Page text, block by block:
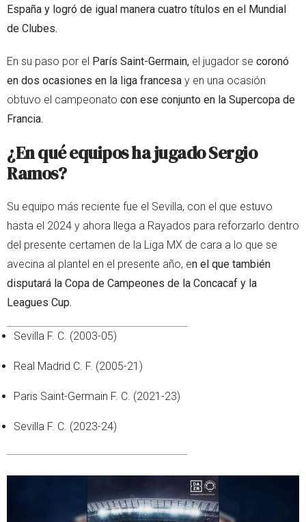
España y logró de igual manera cuatro títulos en el Mundial
de Clubes.
En su paso por el París Saint-Germain, el jugador se coronó
en dos ocasiones en la liga francesa y en una ocasión
obtuvo el campeonato con ese conjunto en la Supercopa de
Francia.
¿En qué equipos ha jugado Sergio
Ramos?
Su equipo más reciente fue el Sevilla, con el que estuvo
hasta el 2024 y ahora llega a Rayados para reforzarlo dentro
del presente certamen de la Liga MX de cara a lo que se
avecina al plantel en el presente año, en el que también
disputará la Copa de Campeones de la Concacaf y la
Leagues Cup.
Sevilla F. C. (2003-05)
Real Madrid C. F. (2005-21)
Paris Saint-Germain F. C. (2021-23)
Sevilla F. C. (2023-24)